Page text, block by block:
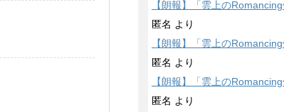
【朗報】「雲上の
匿名 より
【朗報】「雲上の
匿名 より
【朗報】「雲上の
匿名 より